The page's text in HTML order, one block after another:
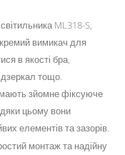
ML318-S,
вимикач для
в якості бра,
дзеркал тощо.
зйомне фіксуюче
цьому вони
елементів та зазорів.
монтаж та надійну